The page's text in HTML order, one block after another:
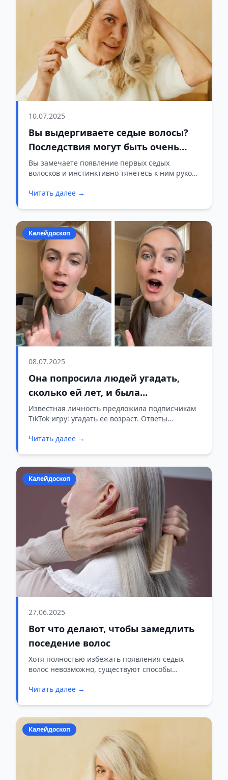
10.07.2025
Вы выдергиваете седые волосы?
Последствия могут быть очень
серьезными
Вы замечаете появление первых седых
волосков и инстинктивно тянетесь к ним рукой?
выдергивать седые волосы грозит серьёзными
локонов.
Читать далее →
Калейдоскоп
08.07.2025
Она попросила людей угадать,
сколько ей лет, и была
шокирована ответами
Известная личность предложила подписчикам
TikTok игру: угадать ее возраст. Ответы
вызвали искреннее изумление.
Читать далее →
Калейдоскоп
27.06.2025
Вот что делают, чтобы замедлить
поседение волос
Хотя полностью избежать появления седых
волос невозможно, существуют способы
Читать далее →
Калейдоскоп